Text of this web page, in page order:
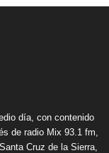
día, con contenido
de radio Mix 93.1 fm,
Cruz de la Sierra,